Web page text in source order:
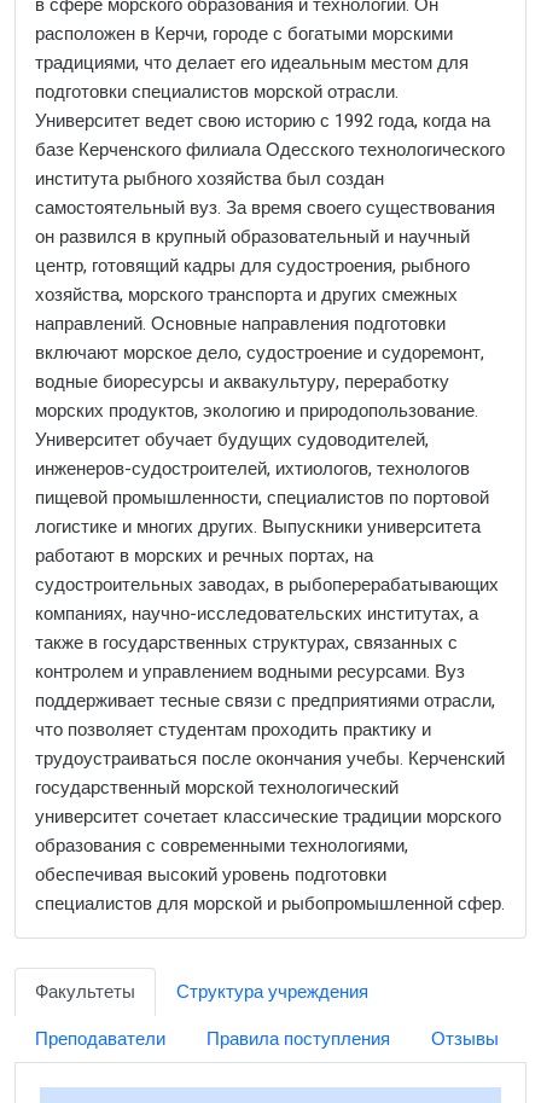
расположен в Керчи, городе с богатыми морскими
традициями, что делает его идеальным местом для
подготовки специалистов морской отрасли.
Университет ведет свою историю с 1992 года, когда на
базе Керченского филиала Одесского технологического
института рыбного хозяйства был создан
самостоятельный вуз. За время своего существования
он развился в крупный образовательный и научный
центр, готовящий кадры для судостроения, рыбного
хозяйства, морского транспорта и других смежных
направлений. Основные направления подготовки
включают морское дело, судостроение и судоремонт,
водные биоресурсы и аквакультуру, переработку
морских продуктов, экологию и природопользование.
Университет обучает будущих судоводителей,
инженеров-судостроителей, ихтиологов, технологов
пищевой промышленности, специалистов по портовой
логистике и многих других. Выпускники университета
работают в морских и речных портах, на
судостроительных заводах, в рыбоперерабатывающих
компаниях, научно-исследовательских институтах, а
также в государственных структурах, связанных с
контролем и управлением водными ресурсами. Вуз
поддерживает тесные связи с предприятиями отрасли,
что позволяет студентам проходить практику и
трудоустраиваться после окончания учебы. Керченский
государственный морской технологический
университет сочетает классические традиции морского
образования с современными технологиями,
обеспечивая высокий уровень подготовки
специалистов для морской и рыбопромышленной сфер.
Факультеты
Структура учреждения
Преподаватели
Правила поступления Отзывы